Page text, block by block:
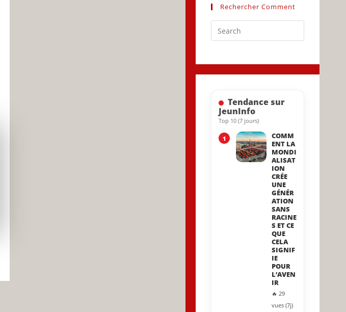
Rechercher Comment
Escape
close
the
Tendance sur
JeunInfo
Top 10 (7 jours)
1
COMM
ENT LA
MONDI
ALISAT
ION
CRÉE
UNE
GÉNÉR
ATION
SANS
RACINE
S ET CE
QUE
CELA
SIGNIF
IE
POUR
L’AVEN
IR
🔥 29
vues (7j)